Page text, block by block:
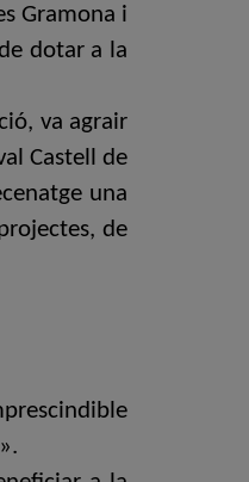
Gramona i
dotar a la
va agrair
Castell de
una
de